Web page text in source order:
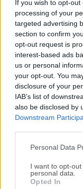
If you wish to opt-
processing of your
targeted advertising
section to confirm
opt-out request is
interest-based ads
us or personal
your opt-out. You
disclosure of your
IAB’s list of
also be disclosed by
Downstream
Personal Data
I want to opt-
personal data.
Opted In
en la física que
exigentes con un
cambian
Landfall Publishing,
exploradores de la
una montaña
cambiante.Con
chat de proximidad
PEAK ofrece una
hilarante como